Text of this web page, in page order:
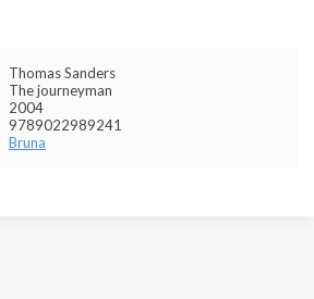
Thomas Sanders
The journeyman
2004
9789022989241
Bruna